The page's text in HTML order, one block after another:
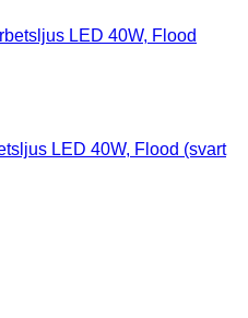
LED 40W, Flood (svart